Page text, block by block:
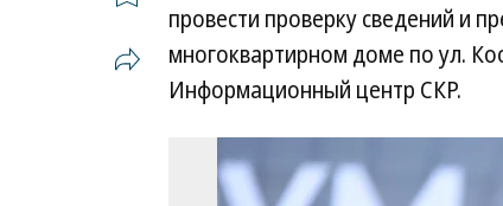
провести проверку сведений и
многоквартирном доме по ул.
Информационный центр СКР.